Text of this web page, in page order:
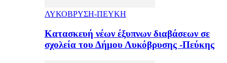
ΛΥΚΟΒΡΥΣΗ-ΠΕΥΚΗ
Κατασκευή νέων έξυπνων διαβάσεων σε
σχολεία του Δήμου Λυκόβρυσης -Πεύκης